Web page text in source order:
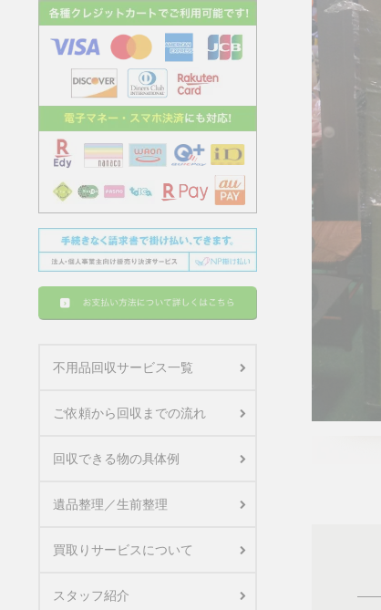
不用品回収サービス一覧
ご依頼から回収までの流れ
回収できる物の具体例
遺品整理／生前整理
買取りサービスについて
スタッフ紹介